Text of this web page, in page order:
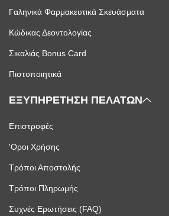
Γαληνικά Φαρμακευτικά Σκευάσματα
Κώδικας Δεοντολογίας
Σικαλιάς Bonus Card
Πιστοποιητικά
ΕΞΥΠΗΡΕΤΗΣΗ ΠΕΛΑΤΩΝ
Επιστροφές
'Οροι Χρήσης
Τρόποι Αποστολής
Τρόποι Πληρωμής
Συχνές Ερωτήσεις (FAQ)